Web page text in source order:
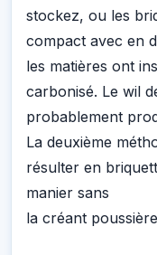
stockez, ou les
compact avec en
les matières ont
carbonisé. Le wil
probablement
La deuxième
résulter en
manier sans
la créant